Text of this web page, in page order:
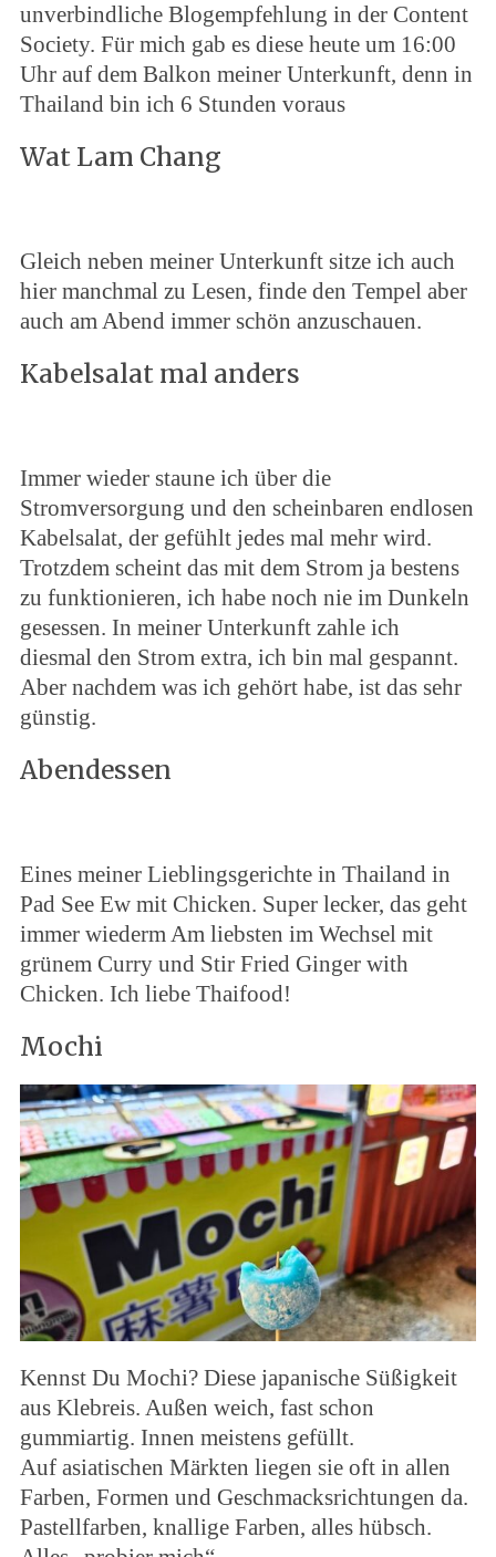
unverbindliche Blogempfehlung in der Content
Society. Für mich gab es diese heute um 16:00
Uhr auf dem Balkon meiner Unterkunft, denn in
Thailand bin ich 6 Stunden voraus
Wat Lam Chang
Gleich neben meiner Unterkunft sitze ich auch
hier manchmal zu Lesen, finde den Tempel aber
auch am Abend immer schön anzuschauen.
Kabelsalat mal anders
Immer wieder staune ich über die
Stromversorgung und den scheinbaren endlosen
Kabelsalat, der gefühlt jedes mal mehr wird.
Trotzdem scheint das mit dem Strom ja bestens
zu funktionieren, ich habe noch nie im Dunkeln
gesessen. In meiner Unterkunft zahle ich
diesmal den Strom extra, ich bin mal gespannt.
Aber nachdem was ich gehört habe, ist das sehr
günstig.
Abendessen
Eines meiner Lieblingsgerichte in Thailand in
Pad See Ew mit Chicken. Super lecker, das geht
immer wiederm Am liebsten im Wechsel mit
grünem Curry und Stir Fried Ginger with
Chicken. Ich liebe Thaifood!
Mochi
Kennst Du Mochi? Diese japanische Süßigkeit
aus Klebreis. Außen weich, fast schon
gummiartig. Innen meistens gefüllt.
Auf asiatischen Märkten liegen sie oft in allen
Farben, Formen und Geschmacksrichtungen da.
Pastellfarben, knallige Farben, alles hübsch.